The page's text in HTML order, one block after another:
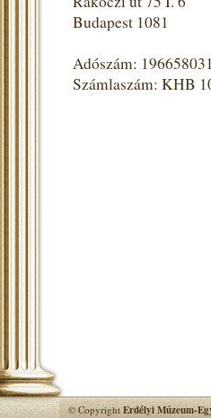
Budapest 1081
Adószám:
Számlaszám: KHB
© CopyrightErdélyi Múzeum-